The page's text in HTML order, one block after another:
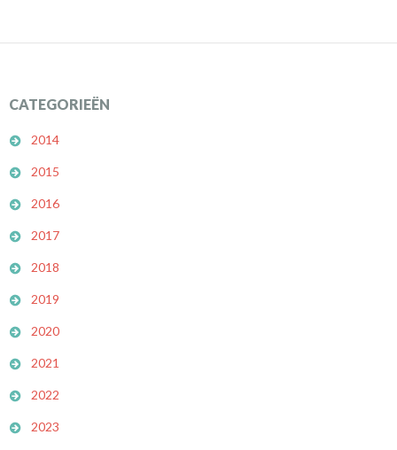
CATEGORIEËN
2014
2015
2016
2017
2018
2019
2020
2021
2022
2023